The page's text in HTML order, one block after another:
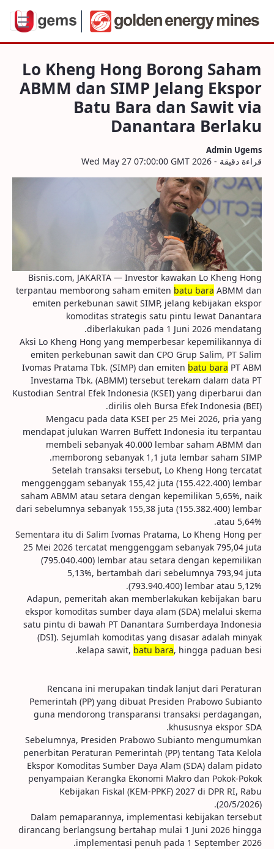
Bara dan Sawit via Danantara Berlaku
Lo Kheng Hong Borong Saham
ABMM dan SIMP Jelang Ekspor
Batu Bara dan Sawit via
Danantara Berlaku
Admin Ugems
قراءة دقيقة - Wed May 27 07:00:00 GMT 2026
Bisnis.com, JAKARTA — Investor kawakan Lo Kheng Hong
terpantau memborong saham emiten batu bara ABMM dan
emiten perkebunan sawit SIMP, jelang kebijakan ekspor
komoditas strategis satu pintu lewat Danantara
diberlakukan pada 1 Juni 2026 mendatang.
Aksi Lo Kheng Hong yang memperbesar kepemilikannya di
emiten perkebunan sawit dan CPO Grup Salim, PT Salim
Ivomas Pratama Tbk. (SIMP) dan emiten batu bara PT ABM
Investama Tbk. (ABMM) tersebut terekam dalam data PT
Kustodian Sentral Efek Indonesia (KSEI) yang diperbarui dan
dirilis oleh Bursa Efek Indonesia (BEI).
Mengacu pada data KSEI per 25 Mei 2026, pria yang
mendapat julukan Warren Buffett Indonesia itu terpantau
membeli sebanyak 40.000 lembar saham ABMM dan
memborong sebanyak 1,1 juta lembar saham SIMP.
Setelah transaksi tersebut, Lo Kheng Hong tercatat
menggenggam sebanyak 155,42 juta (155.422.400) lembar
saham ABMM atau setara dengan kepemilikan 5,65%, naik
dari sebelumnya sebanyak 155,38 juta (155.382.400) lembar
atau 5,64%.
Sementara itu di Salim Ivomas Pratama, Lo Kheng Hong per
25 Mei 2026 tercatat menggenggam sebanyak 795,04 juta
(795.040.400) lembar atau setara dengan kepemilikan
5,13%, bertambah dari sebelumnya 793,94 juta
(793.940.400) lembar atau 5,12%.
Adapun, pemeritah akan memberlakukan kebijakan baru
ekspor komoditas sumber daya alam (SDA) melalui skema
satu pintu di bawah PT Danantara Sumberdaya Indonesia
(DSI). Sejumlah komoditas yang disasar adalah minyak
kelapa sawit, batu bara, hingga paduan besi.
Rencana ini merupakan tindak lanjut dari Peraturan
Pemerintah (PP) yang dibuat Presiden Prabowo Subianto
guna mendorong transparansi transaksi perdagangan,
khususnya ekspor SDA.
Sebelumnya, Presiden Prabowo Subianto mengumumkan
penerbitan Peraturan Pemerintah (PP) tentang Tata Kelola
Ekspor Komoditas Sumber Daya Alam (SDA) dalam pidato
penyampaian Kerangka Ekonomi Makro dan Pokok-Pokok
Kebijakan Fiskal (KEM-PPKF) 2027 di DPR RI, Rabu
(20/5/2026).
Dalam pemaparannya, implementasi kebijakan tersebut
dirancang berlangsung bertahap mulai 1 Juni 2026 hingga
implementasi penuh pada 1 September 2026.